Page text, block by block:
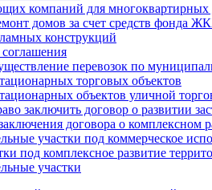
компаний для многоквартирных
домов за счет средств фонда
конструкций
перевозок по
торговых объектов
объектов уличной
заключить договор о развитии
договора о комплексном
участки под коммерческое
под комплексное развитие
участки